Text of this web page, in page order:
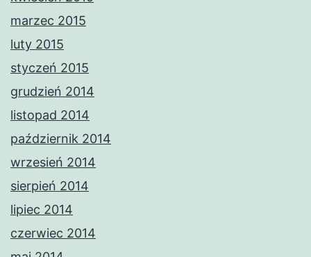
marzec 2015
luty 2015
styczeń 2015
grudzień 2014
listopad 2014
październik 2014
wrzesień 2014
sierpień 2014
lipiec 2014
czerwiec 2014